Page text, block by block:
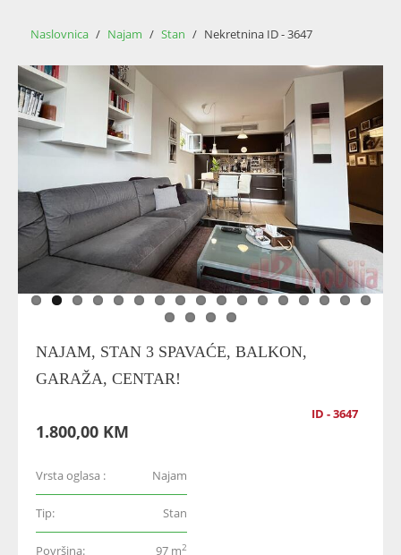
Naslovnica / Najam / Stan / Nekretnina ID - 3647
NAJAM, STAN 3 SPAVAĆE, BALKON,
GARAŽA, CENTAR!
ID - 3647
1.800,00 KM
Vrsta oglasa : Najam
Tip: Stan
Površina: 97 m2